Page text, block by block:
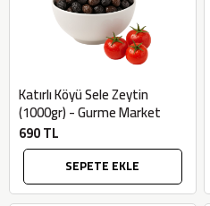
Katırlı Köyü Sele Zeytin
(1000gr) - Gurme Market
690 TL
SEPETE EKLE